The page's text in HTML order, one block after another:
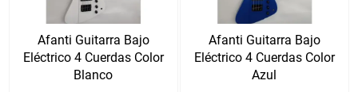
Afanti Guitarra Bajo
Eléctrico 4 Cuerdas Color
Blanco
Afanti Guitarra Bajo
Eléctrico 4 Cuerdas Color
Azul